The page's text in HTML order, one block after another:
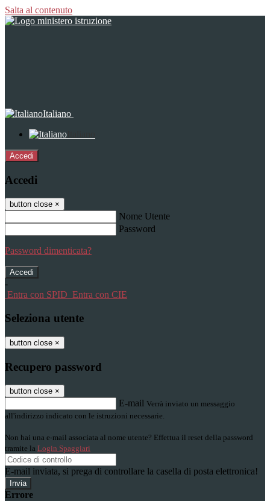
Salta al contenuto
Italiano
Accedi
Accedi
button close ×
Nome Utente
Password
Password dimenticata?
-
Entra con SPID Entra con CIE
Seleziona utente
button close ×
Recupero password
button close ×
E-mail Verrà inviato un messaggio
all'indirizzo indicato con le istruzioni necessarie.
Non hai una e-mail associata al nome utente? Effettua il reset della password
tramite la Login Spaggiari
E-mail inviata, si prega di controllare la casella di posta elettronica!
Errore